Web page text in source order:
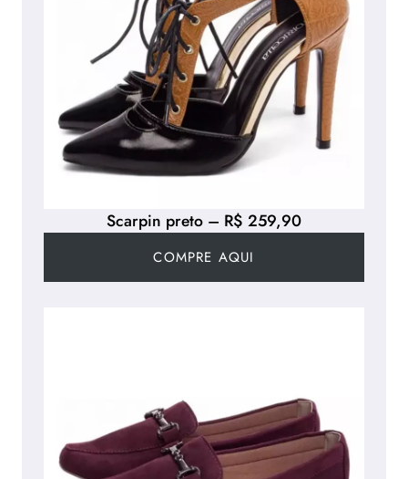
Scarpin preto – R$ 259,90
COMPRE AQUI